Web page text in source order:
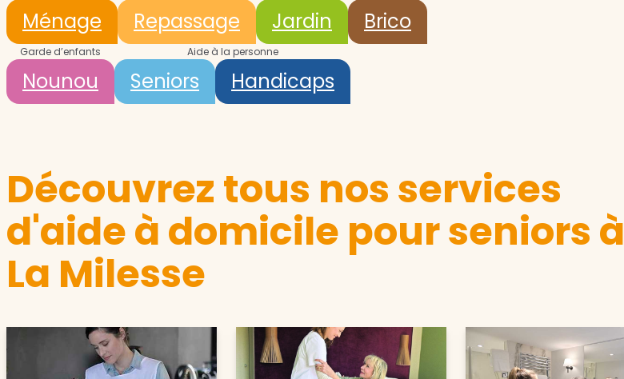
Ménage Repassage Jardin Brico
Garde d’enfants
Nounou
Aide à la personne
Seniors Handicaps
Découvrez tous nos services
d'aide à domicile pour seniors à
La Milesse